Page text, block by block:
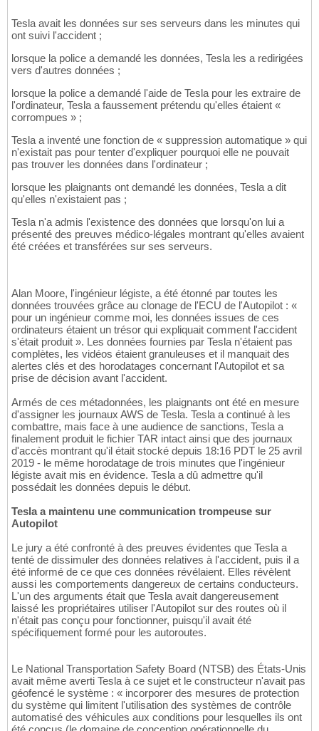
Tesla avait les données sur ses serveurs dans les minutes qui
ont suivi l'accident ;
lorsque la police a demandé les données, Tesla les a redirigées
vers d'autres données ;
lorsque la police a demandé l'aide de Tesla pour les extraire de
l'ordinateur, Tesla a faussement prétendu qu'elles étaient «
corrompues » ;
Tesla a inventé une fonction de « suppression automatique » qui
n'existait pas pour tenter d'expliquer pourquoi elle ne pouvait
pas trouver les données dans l'ordinateur ;
lorsque les plaignants ont demandé les données, Tesla a dit
qu'elles n'existaient pas ;
Tesla n'a admis l'existence des données que lorsqu'on lui a
présenté des preuves médico-légales montrant qu'elles avaient
été créées et transférées sur ses serveurs.
Alan Moore, l'ingénieur légiste, a été étonné par toutes les
données trouvées grâce au clonage de l'ECU de l'Autopilot : «
pour un ingénieur comme moi, les données issues de ces
ordinateurs étaient un trésor qui expliquait comment l'accident
s'était produit ». Les données fournies par Tesla n'étaient pas
complètes, les vidéos étaient granuleuses et il manquait des
alertes clés et des horodatages concernant l'Autopilot et sa
prise de décision avant l'accident.
Armés de ces métadonnées, les plaignants ont été en mesure
d'assigner les journaux AWS de Tesla. Tesla a continué à les
combattre, mais face à une audience de sanctions, Tesla a
finalement produit le fichier TAR intact ainsi que des journaux
d'accès montrant qu'il était stocké depuis 18:16 PDT le 25 avril
2019 - le même horodatage de trois minutes que l'ingénieur
légiste avait mis en évidence. Tesla a dû admettre qu'il
possédait les données depuis le début.
Tesla a maintenu une communication trompeuse sur
Autopilot
Le jury a été confronté à des preuves évidentes que Tesla a
tenté de dissimuler des données relatives à l'accident, puis il a
été informé de ce que ces données révélaient. Elles révèlent
aussi les comportements dangereux de certains conducteurs.
L'un des arguments était que Tesla avait dangereusement
laissé les propriétaires utiliser l'Autopilot sur des routes où il
n'était pas conçu pour fonctionner, puisqu'il avait été
spécifiquement formé pour les autoroutes.
Le National Transportation Safety Board (NTSB) des États-Unis
avait même averti Tesla à ce sujet et le constructeur n'avait pas
géofencé le système : « incorporer des mesures de protection
du système qui limitent l'utilisation des systèmes de contrôle
automatisé des véhicules aux conditions pour lesquelles ils ont